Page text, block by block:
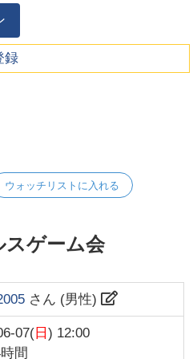
録
ウォッチリストに入れる
スゲーム会
さん (男性)
07(日 ) 12:00
間